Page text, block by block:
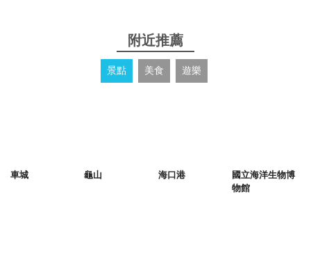
附近推薦
景點 美食 遊樂
車城 龜山 海口港
國立海洋生物博
物館